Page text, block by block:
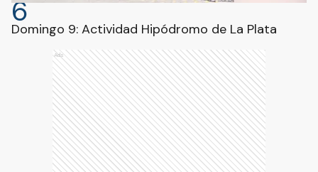
6
Domingo 9: Actividad Hipódromo de La Plata
Ads